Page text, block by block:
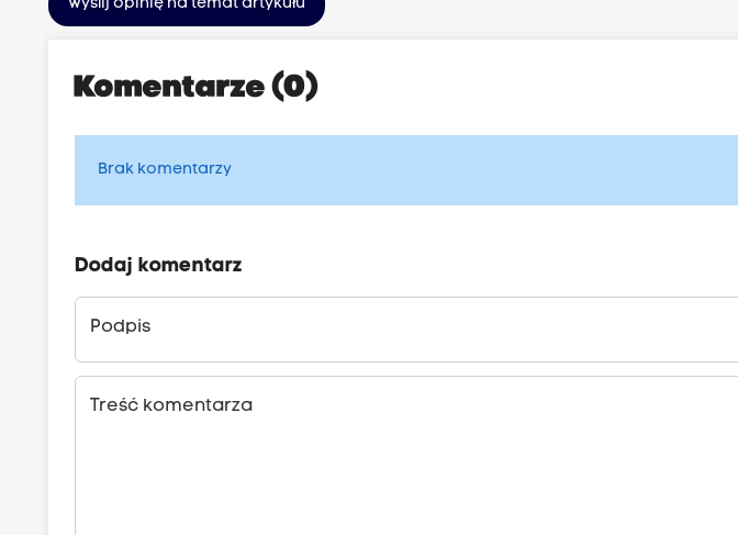
Wyślij opinię na temat artykułu
Komentarze (0)
Brak komentarzy
Dodaj komentarz
Podpis
Treść komentarza